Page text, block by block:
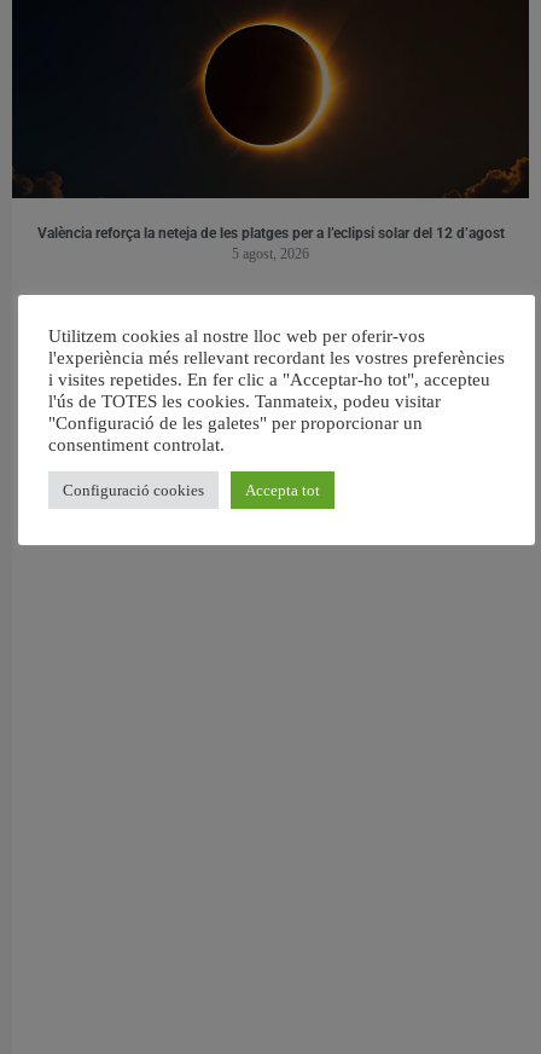
València reforça la neteja de les platges per a l’eclipsi solar del 12 d’agost
5 agost, 2026
Utilitzem cookies al nostre lloc web per oferir-vos
l'experiència més rellevant recordant les vostres preferències
i visites repetides. En fer clic a "Acceptar-ho tot", accepteu
l'ús de TOTES les cookies. Tanmateix, podeu visitar
"Configuració de les galetes" per proporcionar un
consentiment controlat.
Configuració cookies Accepta tot